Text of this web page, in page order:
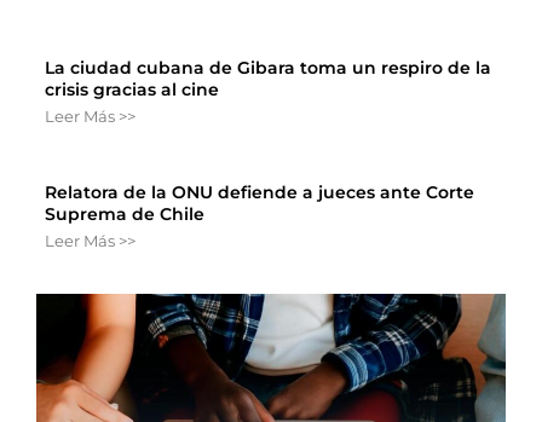
La ciudad cubana de Gibara toma un respiro de la
crisis gracias al cine
Leer Más >>
Relatora de la ONU defiende a jueces ante Corte
Suprema de Chile
Leer Más >>